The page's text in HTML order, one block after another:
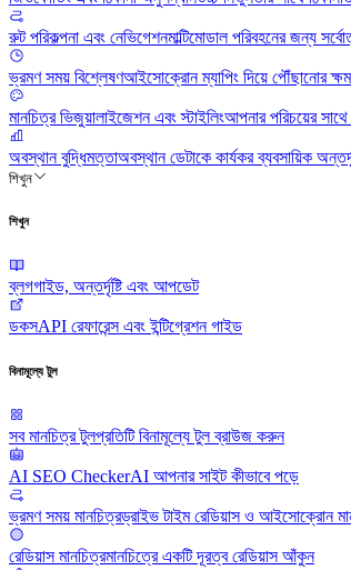
রুট পরিকল্পনা এবং নেভিগেশনমাল্টিমোডাল পরিবহনের জন্য
ভ্রমণ সময় বিশ্লেষণআইসোক্রোন ম্যাপিং দিয়ে পৌঁছানোর
মানচিত্র ভিজুয়ালাইজেশন এবং স্টাইলিংআপনার পরিচয়ের
অবস্থান বুদ্ধিমত্তাঅবস্থান ডেটাকে কার্যকর ব্যবসায়িক
শিখুন
শিখুন
ব্লগগাইড, অন্তর্দৃষ্টি এবং আপডেট
ডকসAPI রেফারেন্স এবং ইন্টিগ্রেশন গাইড
বিনামূল্যে টুল
সব মানচিত্র টুলপ্রতিটি বিনামূল্যে টুল ব্রাউজ করুন
AI SEO CheckerAI আপনার সাইট কীভাবে পড়ে
ভ্রমণ সময় মানচিত্রড্রাইভ টাইম রেডিয়াস ও আইসোক্রোন
রেডিয়াস মানচিত্রমানচিত্রে একটি দূরত্ব রেডিয়াস আঁকুন